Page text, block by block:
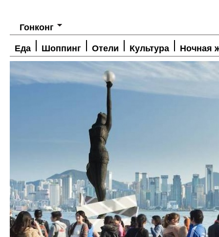
Гонконг
Еда Шоппинг Отели Культура Ночная